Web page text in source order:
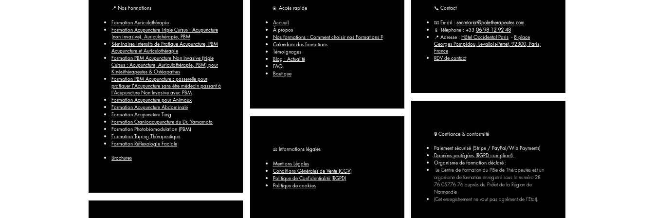
📍 Nos Formations
Formation Auriculothérapie
Formation Acupuncture Triple Cursus : Acupuncture
(non invasive), Auriculohérapie, PBM
Séminaires intensifs de Pratique Acupuncture, PBM
Acupuncture et Auriculothérapie
Formation PBM Acupuncture Non Invasive (triple
Cursus : Acupuncture, Auriculothérapie, PBM) pour
Kinésithérapeutes & Ostéopathes
Formation PBM Acupuncture : passerelle pour
pratiquer l'Acupuncture sans être médecin passant à
l'Acupuncture Non Invasive avec PBM
Formation Acupuncture pour Animaux
Formation Acupuncture Abdominale
Formation Acupuncture Tung
Formation Cranioacupuncture du Dr. Yamamoto
Formation Photobiomodulation (PBM)
Formation Taping Thérapeutique
Formation Réflexologie Faciale
Brochures
🌐 Accès rapide
Accueil
À propos
Nos formations : Comment choisir nos Formations ?
Calendrier des formations
Témoignages
Blog : Actualité
FAQ​
Boutique
⚖️ Informations légales
Mentions Légales
Conditions Générales de Vente (CGV)
Politique de Confidentialité (RGPD)
Politique de cookies
📞 Contact
📧 Email : secretariat@pole-therapeutes.com
📱 Téléphone : +33 06 98 12 92 48
📍 Adresse : Hôtel Occidental Paris - 8 place
Georges Pompidou, Levallois-Perret, 92300, Paris,
France
RDV de contact
🔒 Confiance & conformité
Paiement sécurisé (Stripe / PayPal/Wix Payments)
Données protégées (RGPD compliant)
Organisme de formation déclaré :
Le Centre de Formation du Pôle de Thérapeutes est un
organisme de formation enregistré sous le numéro 28
76 05776 76 auprès du Préfet de la Région de
Normandie
(Cet enregistrement ne vaut pas agrément de l’Etat).